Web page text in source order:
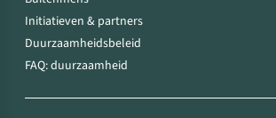
Initiatieven & partners
Duurzaamheidsbeleid
FAQ: duurzaamheid